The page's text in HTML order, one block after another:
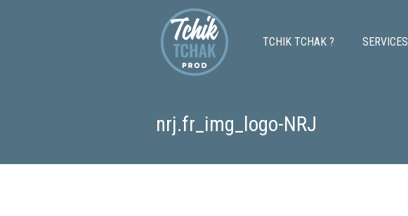
TCHIK TCHAK ? SERVICES
nrj.fr_img_logo-NRJ